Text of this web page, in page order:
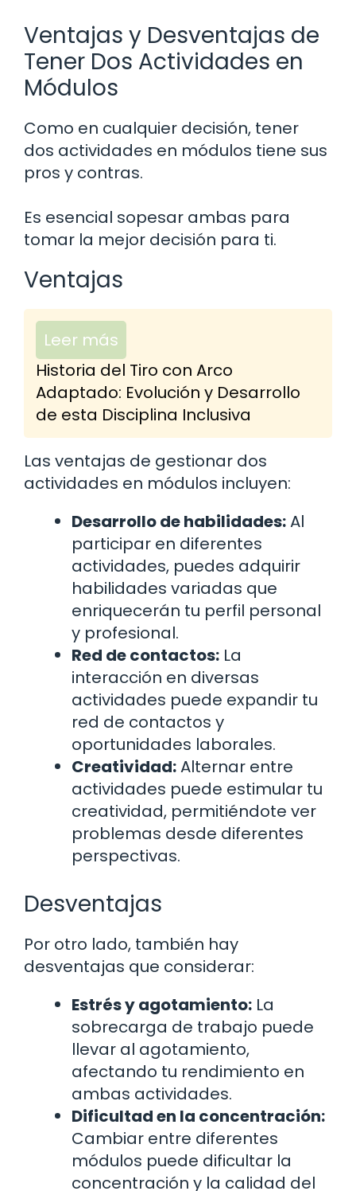
Ventajas y Desventajas de
Tener Dos Actividades en
Módulos
Como en cualquier decisión, tener
dos actividades en módulos tiene sus
pros y contras.
Es esencial sopesar ambas para
tomar la mejor decisión para ti.
Ventajas
Leer más
Historia del Tiro con Arco
Adaptado: Evolución y Desarrollo
de esta Disciplina Inclusiva
Las ventajas de gestionar dos
actividades en módulos incluyen:
Desarrollo de habilidades:Al
participar en diferentes
actividades, puedes adquirir
habilidades variadas que
enriquecerán tu perfil personal
y profesional.
Red de contactos: La
interacción en diversas
actividades puede expandir tu
red de contactos y
oportunidades laborales.
Creatividad:Alternar entre
actividades puede estimular tu
creatividad, permitiéndote ver
problemas desde diferentes
perspectivas.
Desventajas
Por otro lado, también hay
desventajas que considerar:
Estrés y agotamiento: La
sobrecarga de trabajo puede
llevar al agotamiento,
afectando tu rendimiento en
ambas actividades.
Dificultad en la concentración:
Cambiar entre diferentes
módulos puede dificultar la
concentración y la calidad del